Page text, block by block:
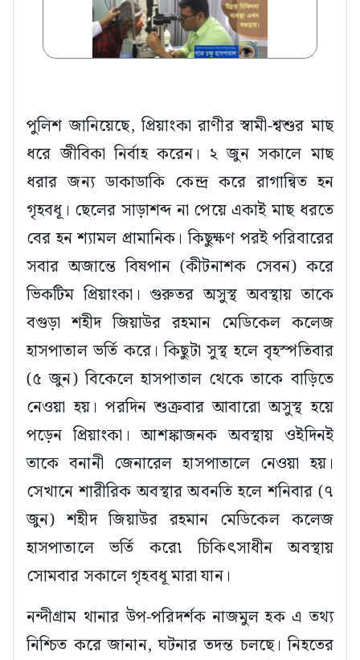
পুলিশ জানিয়েছে, প্রিয়াংকা রাণীর স্বামী-শ্বশুর মাছ
ধরে জীবিকা নির্বাহ করেন। ২ জুন সকালে মাছ
ধরার জন্য ডাকাডাকি কেন্দ্র করে রাগান্বিত হন
গৃহবধূ। ছেলের সাড়াশব্দ না পেয়ে একাই মাছ ধরতে
বের হন শ্যামল প্রামানিক। কিছুক্ষণ পরই পরিবারের
সবার অজান্তে বিষপান (কীটনাশক সেবন) করে
ভিকটিম প্রিয়াংকা। গুরুতর অসুস্থ অবস্থায় তাকে
বগুড়া শহীদ জিয়াউর রহমান মেডিকেল কলেজ
হাসপাতাল ভর্তি করে। কিছুটা সুস্থ হলে বৃহস্পতিবার
(৫ জুন) বিকেলে হাসপাতাল থেকে তাকে বাড়িতে
নেওয়া হয়। পরদিন শুক্রবার আবারো অসুস্থ হয়ে
পড়েন প্রিয়াংকা। আশঙ্কাজনক অবস্থায় ওইদিনই
তাকে বনানী জেনারেল হাসপাতালে নেওয়া হয়।
সেখানে শারীরিক অবস্থার অবনতি হলে শনিবার (৭
জুন) শহীদ জিয়াউর রহমান মেডিকেল কলেজ
হাসপাতালে ভর্তি করে৷ চিকিৎসাধীন অবস্থায়
সোমবার সকালে গৃহবধূ মারা যান।
নন্দীগ্রাম থানার উপ-পরিদর্শক নাজমুল হক এ তথ্য
নিশ্চিত করে জানান, ঘটনার তদন্ত চলছে। নিহতের